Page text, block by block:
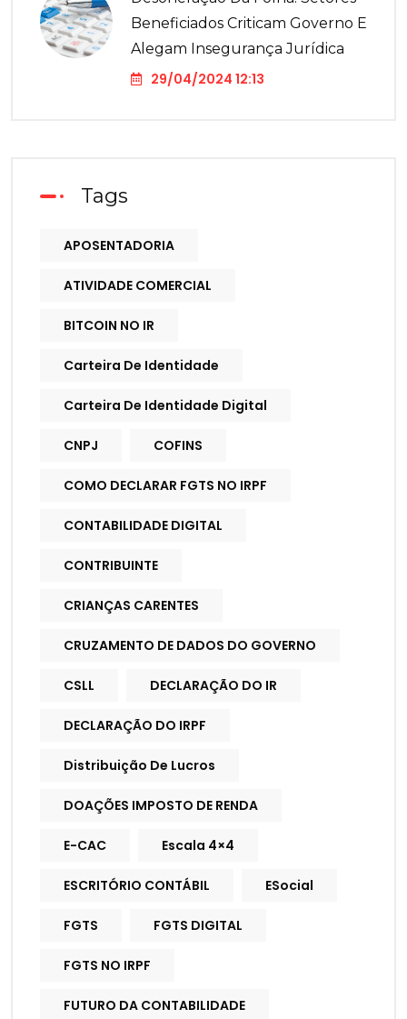
Beneficiados Criticam Governo E
Alegam Insegurança Jurídica
29/04/2024 12:13
Tags
APOSENTADORIA
ATIVIDADE COMERCIAL
BITCOIN NO IR
Carteira De Identidade
Carteira De Identidade Digital
CNPJ COFINS
COMO DECLARAR FGTS NO IRPF
CONTABILIDADE DIGITAL
CONTRIBUINTE
CRIANÇAS CARENTES
CRUZAMENTO DE DADOS DO GOVERNO
CSLL DECLARAÇÃO DO IR
DECLARAÇÃO DO IRPF
Distribuição De Lucros
DOAÇÕES IMPOSTO DE RENDA
E-CAC Escala 4×4
ESCRITÓRIO CONTÁBIL ESocial
FGTS FGTS DIGITAL
FGTS NO IRPF
FUTURO DA CONTABILIDADE